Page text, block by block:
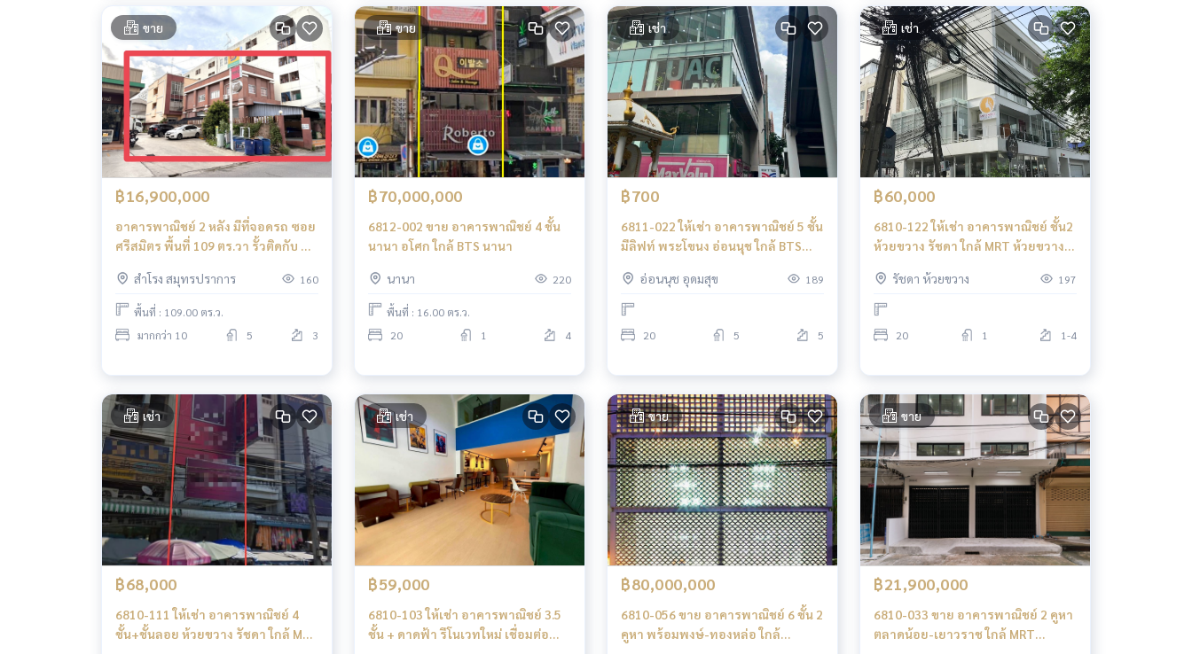
ขาย
฿16,900,000
อาคารพาณิชย์ 2 หลัง มีที่จอดรถ ซอย
ศรีสมิตร พื้นที่ 109 ตร.วา รั้วติดกับ ซี
สำโรง สมุทรปราการ
160
พื้นที่ : 109.00 ตร.ว.
มากกว่า 10
5 3
ขาย
฿70,000,000
6812-002 ขาย อาคารพาณิชย์ 4 ชั้น
นานา อโศก ใกล้ BTS นานา
นานา 220
พื้นที่ : 16.00 ตร.ว.
20
1 4
เช่า
฿700
6811-022 ให้เช่า อาคารพาณิชย์ 5 ชั้น
มีลิฟท์ พระโขนง อ่อนนุช ใกล้ BTS
อ่อนนุช อุดมสุข
189
20 5 5
เช่า
฿60,000
6810-122 ให้เช่า อาคารพาณิชย์ ชั้น2
ห้วยขวาง รัชดา ใกล้ MRT ห้วยขวาง
รัชดา ห้วยขวาง
197
20 1 1-4
เช่า
฿68,000
6810-111 ให้เช่า อาคารพาณิชย์ 4
ชั้น+ชั้นลอย ห้วยขวาง รัชดา ใกล้ MRT
เช่า
฿59,000
6810-103 ให้เช่า อาคารพาณิชย์ 3.5
ชั้น + ดาดฟ้า รีโนเวทใหม่ เชื่อมต่อ
ขาย
฿80,000,000
6810-056 ขาย อาคารพาณิชย์ 6 ชั้น 2
คูหา พร้อมพงษ์-ทองหล่อ ใกล้
ขาย
฿21,900,000
6810-033 ขาย อาคารพาณิชย์ 2 คูหา
ตลาดน้อย-เยาวราช ใกล้ MRT